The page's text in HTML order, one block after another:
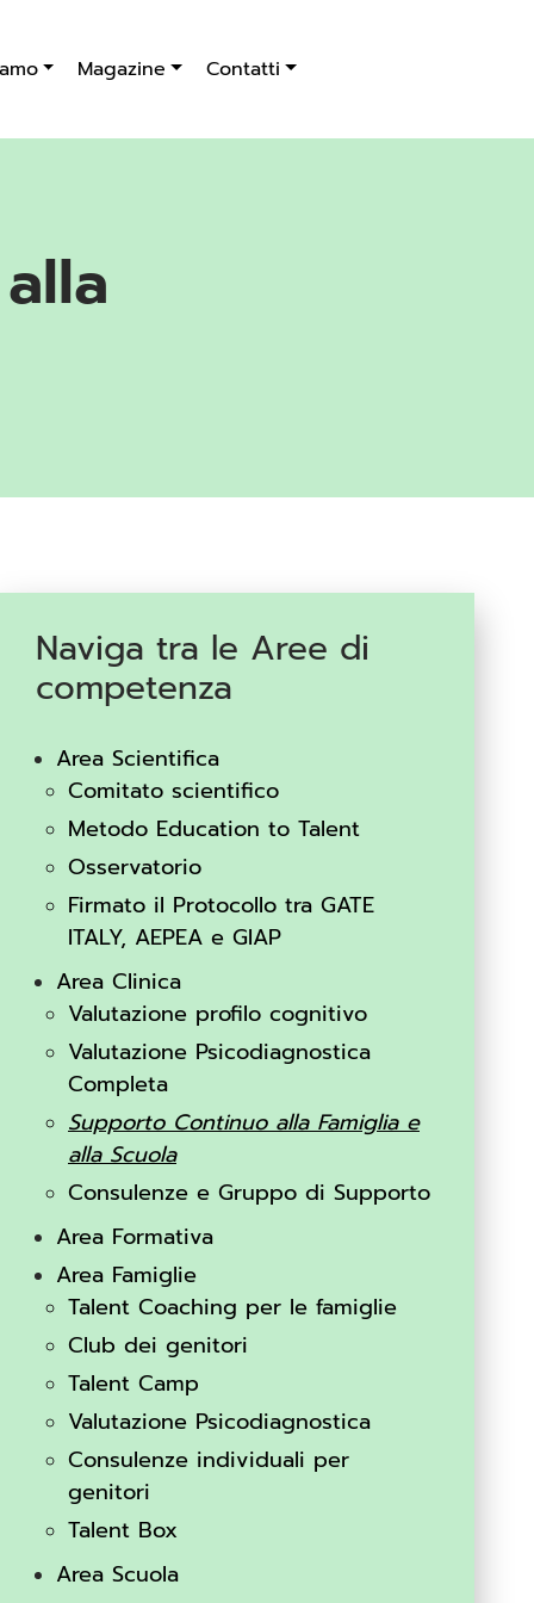
Magazine Contatti
Naviga tra le Aree di
competenza
Area Scientifica
Comitato scientifico
Metodo Education to Talent
Osservatorio
Firmato il Protocollo tra GATE
ITALY, AEPEA e GIAP
Area Clinica
Valutazione profilo cognitivo
Valutazione Psicodiagnostica
Completa
Supporto Continuo alla Famiglia e
alla Scuola
Consulenze e Gruppo di Supporto
Area Formativa
Area Famiglie
Talent Coaching per le famiglie
Club dei genitori
Talent Camp
Valutazione Psicodiagnostica
Consulenze individuali per
genitori
Talent Box
Area Scuola